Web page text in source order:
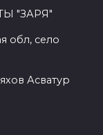
"ЗАРЯ"
обл, село
Асватур